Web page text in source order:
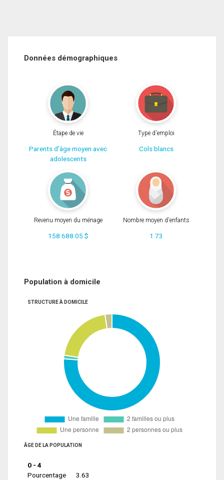
Données démographiques
Étape de vie
Parents d'âge moyen avec
adolescents
Type d'emploi
Cols blancs
Revenu moyen du ménage
158 688.05 $
Nombre moyen d'enfants
1.73
Population à domicile
STRUCTURE À DOMICILE
ÂGE DE LA POPULATION
0 - 4
Pourcentage
3.63